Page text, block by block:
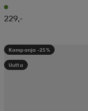
229,-
Kampanja -25%
Uutta